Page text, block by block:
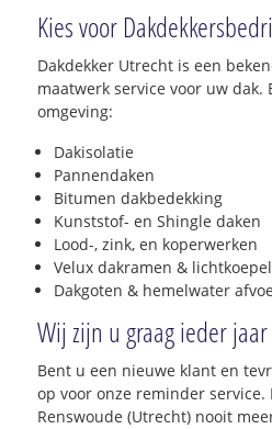
Kies voor
Dakdekker Utrecht is een
maatwerk service voor uw dak.
omgeving:
Dakisolatie
Pannendaken
Bitumen dakbedekking
Kunststof- en Shingle daken
Lood-, zink, en koperwerken
Velux dakramen &
Dakgoten & hemelwater
Wij zijn u graag ieder
Bent u een nieuwe klant en
op voor onze reminder
Renswoude (Utrecht) nooit